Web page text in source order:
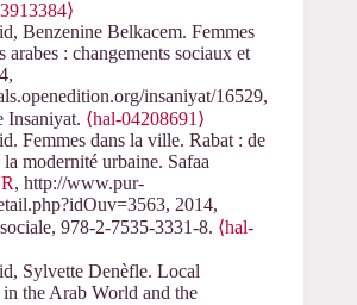
Benzenine Belkacem. Femmes
arabes : changements sociaux et
insaniyat/16529,
Insaniyat. ⟨hal-04208691⟩
Femmes dans la ville. Rabat : de
modernité urbaine. Safaa
, http://www.pur-
2014,
978-2-7535-3331-8. ⟨hal-
Sylvette Denèfle. Local
the Arab World and the